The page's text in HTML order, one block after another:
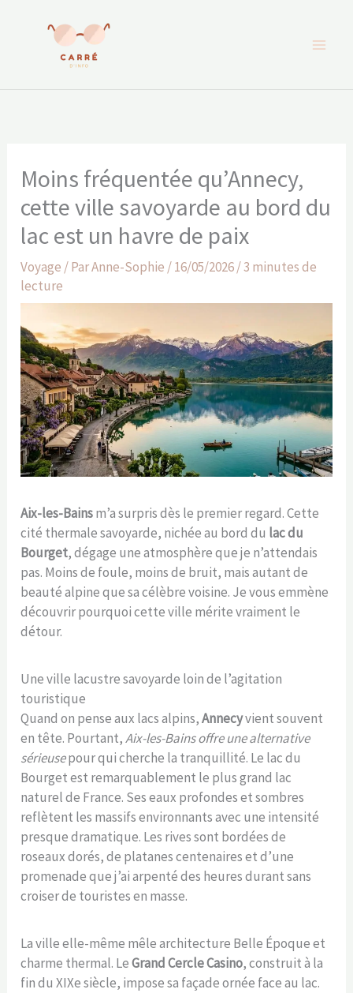
Moins fréquentée qu’Annecy,
cette ville savoyarde au bord du
lac est un havre de paix
Voyage / ParAnne-Sophie /16/05/2026/3 minutes de
lecture
Aix-les-Bainsm’a surpris dès le premier regard. Cette
cité thermale savoyarde, nichée au bord du lac du
Bourget, dégage une atmosphère que je n’attendais
pas. Moins de foule, moins de bruit, mais autant de
beauté alpine que sa célèbre voisine. Je vous emmène
découvrir pourquoi cette ville mérite vraiment le
détour.
Une ville lacustre savoyarde loin de l’agitation
touristique
Quand on pense aux lacs alpins,Annecyvient souvent
en tête. Pourtant,Aix-les-Bains offre une alternative
sérieusepour qui cherche la tranquillité. Le lac du
Bourget est remarquablement le plus grand lac
naturel de France. Ses eaux profondes et sombres
reflètent les massifs environnants avec une intensité
presque dramatique. Les rives sont bordées de
roseaux dorés, de platanes centenaires et d’une
promenade que j’ai arpenté des heures durant sans
croiser de touristes en masse.
La ville elle-même mêle architecture Belle Époque et
charme thermal. LeGrand Cercle Casino, construit à la
fin du XIXe siècle, impose sa façade ornée face au lac.